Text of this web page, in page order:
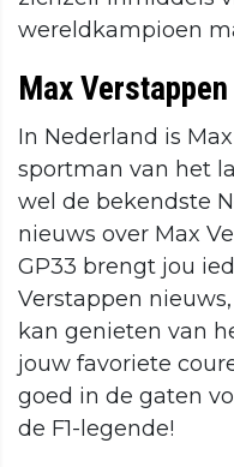
wereldkampioen
Max
In Nederland is
sportman van het
wel de bekendste
nieuws over Max
GP33 brengt jou
Verstappen
kan genieten van
jouw favoriete
goed in de gaten
de F1-legende!